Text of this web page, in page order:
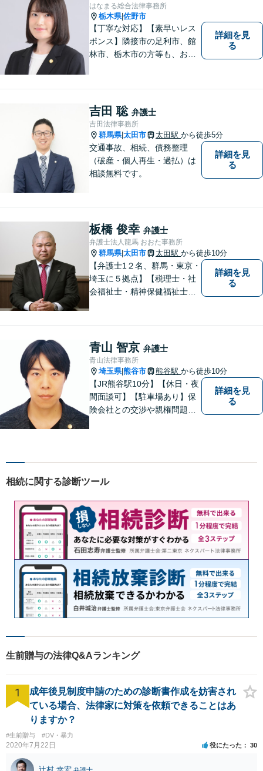
はなまる総合法律事務所
栃木県|佐野市
【丁寧な対応】【素早いレス
ポンス】隣接市の足利市、館
林市、栃木市の方等も、お気
験しました。不貞の慰謝料の
ご相談は、内容によって、初
回相談を無料としておりま
す。
詳細を見
る
吉田 聡 弁護士
吉田法律事務所
群馬県|太田市 太田駅 から徒歩5分
交通事故、相続、債務整理
（破産・個人再生・過払）は
相談無料です。
詳細を見
る
板橋 俊幸 弁護士
弁護士法人龍馬 おおた事務所
群馬県|太田市 太田駅 から徒歩10分
【弁護士1２名、群馬・東京・
埼玉に５拠点】【税理士・社
会福祉士・精神保健福祉士が
能】
詳細を見
る
青山 智京 弁護士
青山法律事務所
埼玉県|熊谷市 熊谷駅 から徒歩10分
【JR熊谷駅10分】【休日・夜
間面談可】【駐車場あり】保
険会社との交渉や親権問題、
が高い」と感じる方も、まず
い。
詳細を見
る
相続に関する診断ツール
生前贈与の法律Q&Aランキング
1
成年後見制度申請のための診断書作成を妨害され
ている場合、法律家に対策を依頼できることはあ
りますか？
#生前贈与 #DV・暴力
2020年7月22日 役にたった 30
辻村 幸宏 弁護士